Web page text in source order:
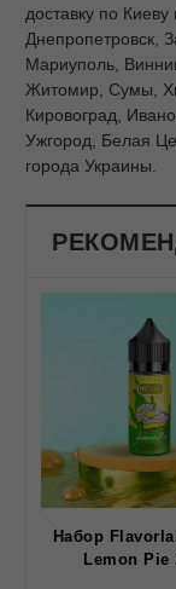
доставку по
Днепропетровск,
Мариуполь,
Житомир, Сумы,
Кировоград,
Ужгород, Белая
города Украины.
Набор
Lemon Pie